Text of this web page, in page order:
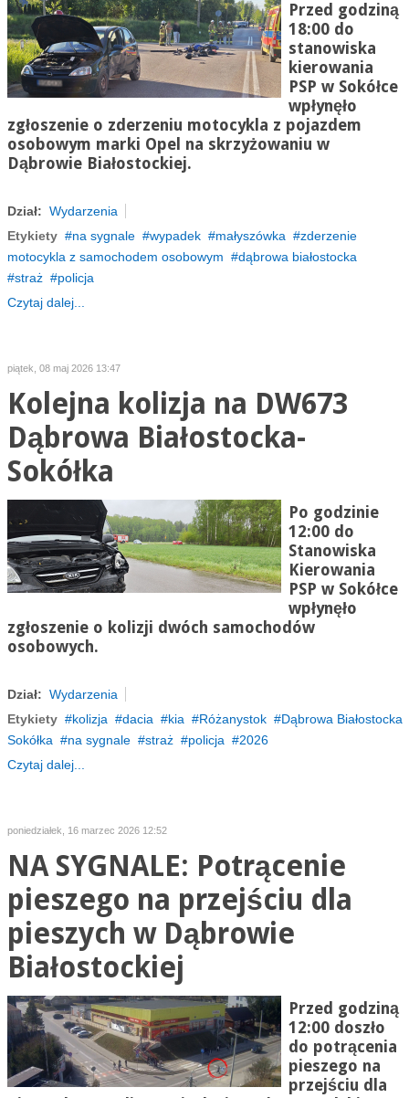
Przed godziną
18:00 do
stanowiska
kierowania
PSP w Sokółce
wpłynęło
zgłoszenie o zderzeniu motocykla z pojazdem
osobowym marki Opel na skrzyżowaniu w
Dąbrowie Białostockiej.
Dział: Wydarzenia
Etykiety
na sygnale wypadek małyszówka
zderzenie
motocykla z samochodem osobowym
dąbrowa białostocka
straż
policja
Czytaj dalej...
piątek, 08 maj 2026 13:47
Kolejna kolizja na DW673
Dąbrowa Białostocka-
Sokółka
Po godzinie
12:00 do
Stanowiska
Kierowania
PSP w Sokółce
wpłynęło
zgłoszenie o kolizji dwóch samochodów
osobowych.
Dział: Wydarzenia
Etykiety
kolizja dacia kia Różanystok
Dąbrowa Białostocka
Sokółka
na sygnale straż policja
2026
Czytaj dalej...
poniedziałek, 16 marzec 2026 12:52
NA SYGNALE: Potrącenie
pieszego na przejściu dla
pieszych w Dąbrowie
Białostockiej
Przed godziną
12:00 doszło
do potrącenia
pieszego na
przejściu dla